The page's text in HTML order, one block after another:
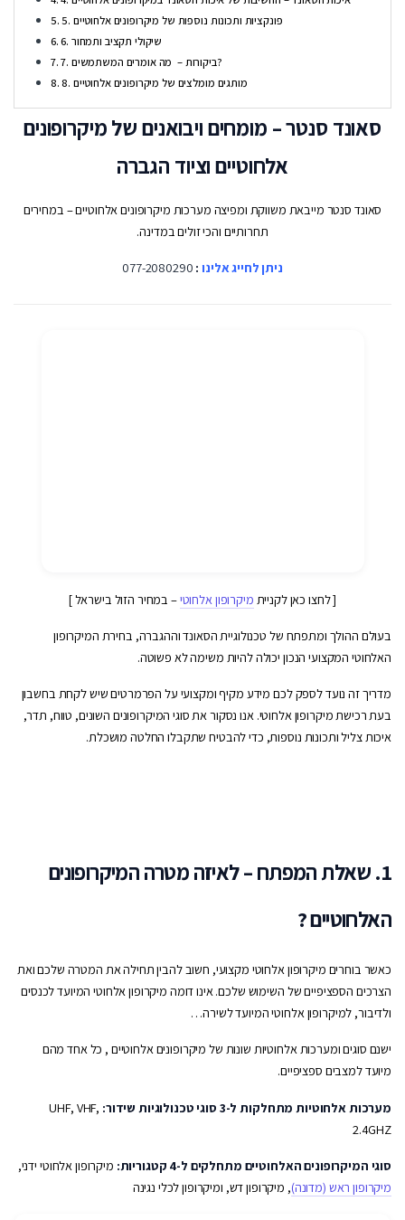
5. פונקציות ותכונות נוספות של מיקרופונים אלחוטיים
6. שיקולי תקציב ותמחור
7. ביקורות – מה אומרים המשתמשים?
8. מותגים מומלצים של מיקרופונים אלחוטיים
סאונד סנטר – מומחים ויבואנים של מיקרופונים
אלחוטיים וציוד הגברה
סאונד סנטר מייבאת משווקת ומפיצה מערכות מיקרופונים אלחוטיים – במחירים
תחרותיים והכי זולים במדינה.
ניתן לחייג אלינו :
[ לחצו כאן לקניית מיקרופון אלחוטי– במחיר הזול בישראל ]
בעולם ההולך ומתפתח של טכנולוגיית הסאונד וההגברה, בחירת המיקרופון
האלחוטי המקצועי הנכון יכולה להיות משימה לא פשוטה.
מדריך זה נועד לספק לכם מידע מקיף ומקצועי על הפרמרטים שיש לקחת בחשבון
בעת רכישת מיקרופון אלחוטי. אנו נסקור את סוגי המיקרופונים השונים, טווח, תדר,
איכות צליל ותכונות נוספות, כדי להבטיח שתקבלו החלטה מושכלת.
1. שאלת המפתח – לאיזה מטרה המיקרופונים
האלחוטיים ?
כאשר בוחרים מיקרופון אלחוטי מקצועי, חשוב להבין תחילה את המטרה שלכם ואת
הצרכים הספציפיים של השימוש שלכם. אינו דומה מיקרופון אלחוטי המיועד לכנסים
ולדיבור, למיקרופון אלחוטי המיועד לשירה…
ישנם סוגים ומערכות אלחוטיות שונות של מיקרופונים אלחוטיים , כל אחד מהם
מיועד למצבים ספציפיים.
מערכות אלחוטיות מתחלקות ל-3 סוגי טכנולוגיות שידור:
UHF, VHF,
2.4GHZ
סוגי המיקרופונים האלחוטיים מתחלקים ל-4 קטגוריות:
מיקרופון אלחוטי ידני,
מיקרופון ראש (מדונה), מיקרופון דש, ומיקרופון לכלי נגינה